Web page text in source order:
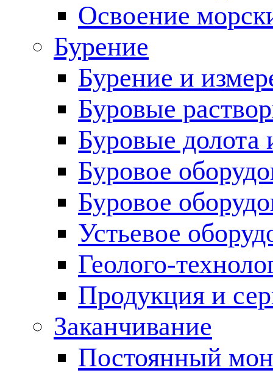
Освоение
Бурение
Бурение и
Буровые
Буровые долота
Буровое
Буровое
Устьевое
Геолого-
Продукция и
Заканчивание
Постоянный